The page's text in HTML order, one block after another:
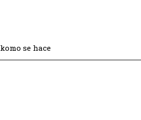
se hace